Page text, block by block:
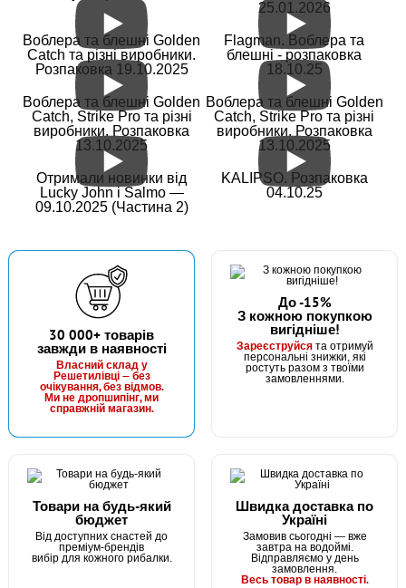
#ZPF-3G-50
В наявності
3 грн 20 шт.
КУПИТИ
Грузило "Чебурашка" - 3 г
#ZPF-4G-50
В наявності
3 грн 189 шт.
Грузило "Чебурашка" - 4 г
25.01.2026
Воблера та блешні Golden
Catch та різні виробники.
Розпаковка 19.10.2025
Flagman. Воблера та
блешні - розпаковка
18.10.25
Воблера та блешні Golden
Catch, Strike Pro та різні
виробники. Розпаковка
13.10.2025
Воблера та блешні Golden
Catch, Strike Pro та різні
виробники. Розпаковка
13.10.2025
Отримали новинки від
Lucky John і Salmo —
09.10.2025 (Частина 2)
KALIPSO. Розпаковка
04.10.25
30 000+ товарів
завжди в наявності
Власний склад у
Решетилівці — без
очікування, без відмов.
Ми не дропшипінг, ми
справжній магазин.
До -15%
З кожною покупкою
вигідніше!
Зареєструйсята отримуй
персональні знижки, які
ростуть разом з твоїми
замовленнями.
Товари на будь-який
бюджет
Від доступних снастей до
преміум-брендів
вибір для кожного рибалки.
Швидка доставка по
Україні
Замовив сьогодні — вже
завтра на водоймі.
Відправляємо у день
замовлення.
Весь товар в наявності.